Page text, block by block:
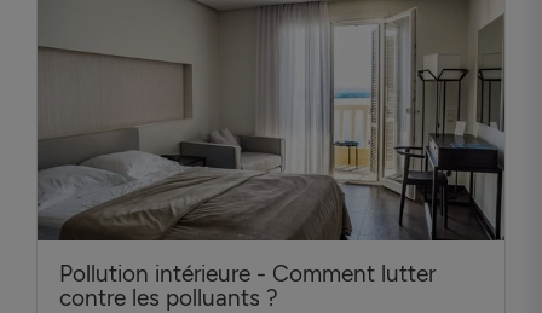
Pollution intérieure - Comment lutter
contre les polluants ?